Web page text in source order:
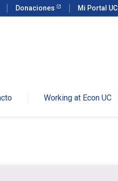
Donaciones Mi Portal UC
Working at Econ UC